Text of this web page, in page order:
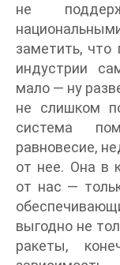
не
заметить, что
индустрии
мало — ну
не слишком
система
равновесие,
от нее. Она в
от нас —
выгодно не
ракеты,